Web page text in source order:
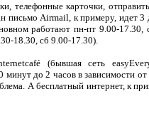
телефонные карточки,
письмо Airmail, к примеру, идет
работают пн-пт 9.00-17.30,
18.30, сб 9.00-17.30).
(бывшая сеть
до 2 часов в зависимости от
А бесплатный интернет, к